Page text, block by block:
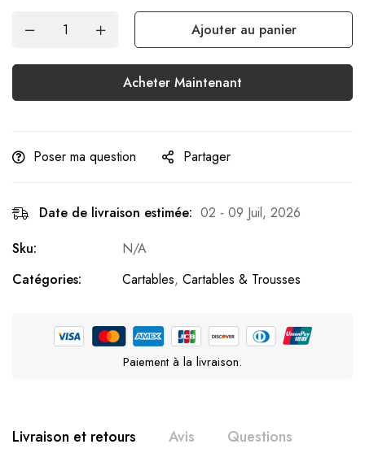
Ajouter au panier
Acheter Maintenant
Poser ma question Partager
Date de livraison estimée: 02 - 09 Juil, 2026
Sku:
N/A
Catégories:
Cartables, Cartables & Trousses
Paiement à la livraison.
Livraison et retours Avis Questions